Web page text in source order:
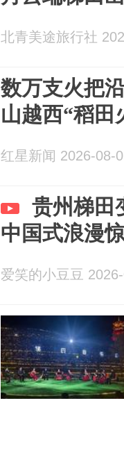
北青美途旅行社
数万支火把
山越西“稻田
红星新闻 2026-08-
贵州梯田
中国式浪漫
爱笑的小豆豆